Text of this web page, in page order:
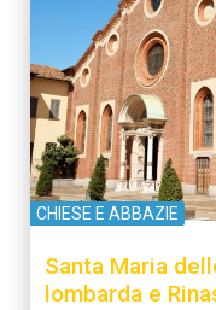
CHIESE E ABBAZIE
Santa Maria
lombarda e